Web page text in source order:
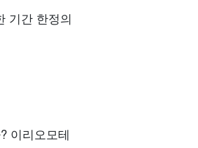
기간 한정의
이리오모테